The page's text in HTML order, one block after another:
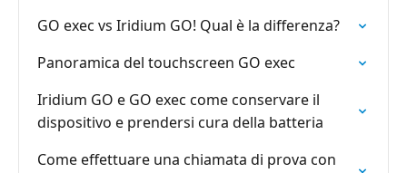
GO exec vs Iridium GO! Qual è la differenza?
Panoramica del touchscreen GO exec
Iridium GO e GO exec come conservare il
dispositivo e prendersi cura della batteria
Come effettuare una chiamata di prova con